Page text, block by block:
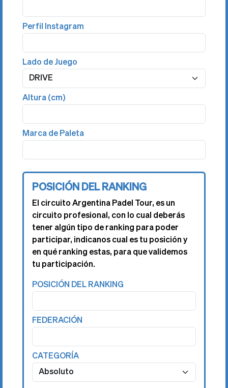
Perfil Instagram
Lado de Juego
Altura (cm)
Marca de Paleta
POSICIÓN DEL RANKING
El circuito Argentina Padel Tour, es un
circuito profesional, con lo cual deberás
tener algún tipo de ranking para poder
participar, indicanos cual es tu posición y
en qué ranking estas, para que validemos
tu participación.
POSICIÓN DEL RANKING
FEDERACIÓN
CATEGORÍA